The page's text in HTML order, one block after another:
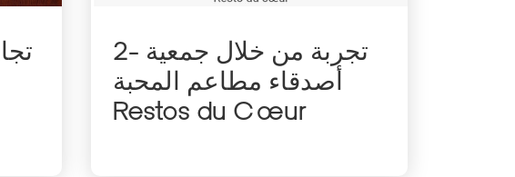
2- تجربة من خلال جمعية
أصدقاء مطاعم المحبة
Restos du Cœur